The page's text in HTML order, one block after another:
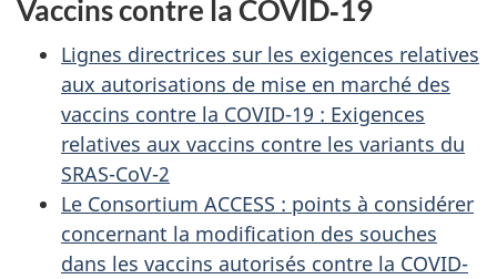
Vaccins contre la COVID‑19
Lignes directrices sur les exigences relatives
aux autorisations de mise en marché des
vaccins contre la COVID-19 : Exigences
relatives aux vaccins contre les variants du
SRAS-CoV-2
Le Consortium ACCESS : points à considérer
concernant la modification des souches
dans les vaccins autorisés contre la COVID-